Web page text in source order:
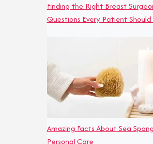
Finding the Right Breast
Questions Every Patient Should
Amazing Facts About Sea
Personal Care